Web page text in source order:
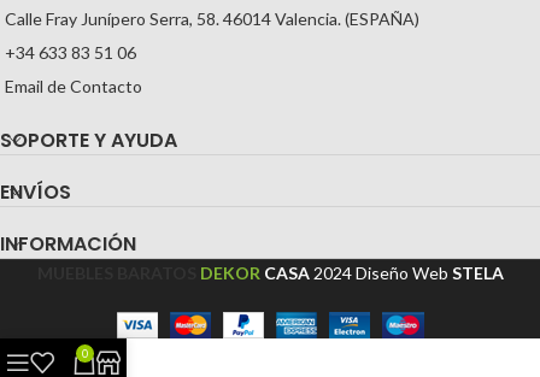
Calle Fray Junípero Serra, 58. 46014 Valencia. (ESPAÑA)
+34 633 83 51 06
Email de Contacto
SOPORTE Y AYUDA
ENVÍOS
INFORMACIÓN
DEKOR CASA 2024Diseño Web STELA
0